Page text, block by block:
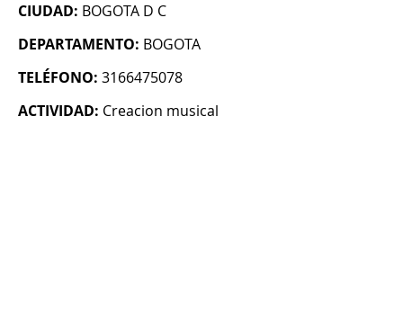
CIUDAD: BOGOTA D C
DEPARTAMENTO: BOGOTA
TELÉFONO: 3166475078
ACTIVIDAD: Creacion musical